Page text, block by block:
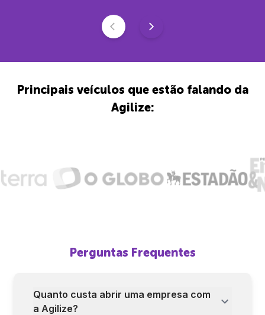
Principais veículos que estão falando da
Agilize:
Perguntas Frequentes
Quanto custa abrir uma empresa com
a Agilize?